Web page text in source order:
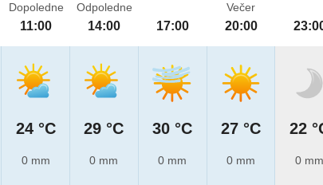
Dopoledne
11:00
24 °C
0 mm
Odpoledne
14:00
29 °C
0 mm
17:00
30 °C
0 mm
Večer
20:00
27 °C
0 mm
22
0 mm